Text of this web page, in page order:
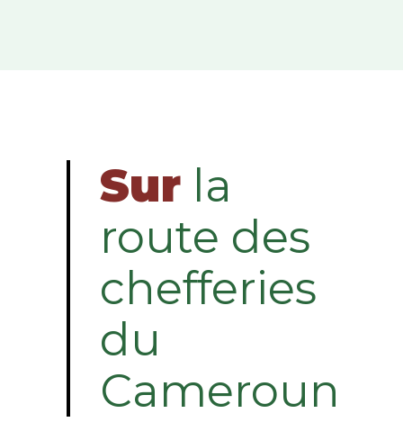
Sur la
route des
chefferies
du
Cameroun